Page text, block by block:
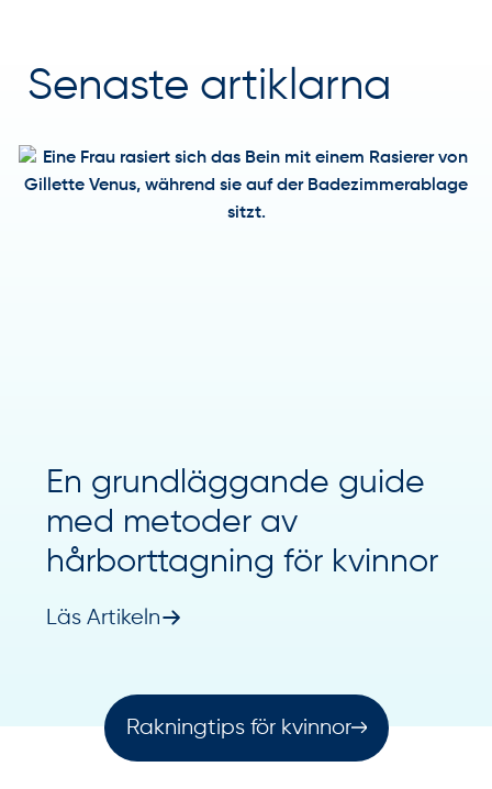
Senaste artiklarna
En grundläggande guide
med metoder av
hårborttagning för kvinnor
Läs Artikeln
Rakningtips för kvinnor